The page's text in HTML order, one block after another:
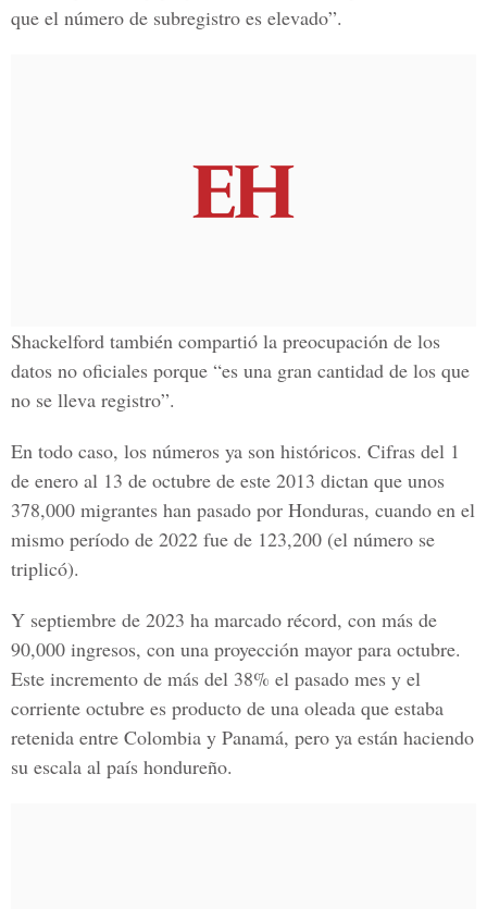
que el número de subregistro es elevado”.
Shackelford también compartió la preocupación de los
datos no oficiales porque “es una gran cantidad de los que
no se lleva registro”.
En todo caso, los números ya son históricos. Cifras del 1
de enero al 13 de octubre de este 2013 dictan que unos
378,000 migrantes han pasado por Honduras, cuando en el
mismo período de 2022 fue de 123,200 (el número se
triplicó).
Y septiembre de 2023 ha marcado récord, con más de
90,000 ingresos, con una proyección mayor para octubre.
Este incremento de más del 38% el pasado mes y el
corriente octubre es producto de una oleada que estaba
retenida entre Colombia y Panamá, pero ya están haciendo
su escala al país hondureño.